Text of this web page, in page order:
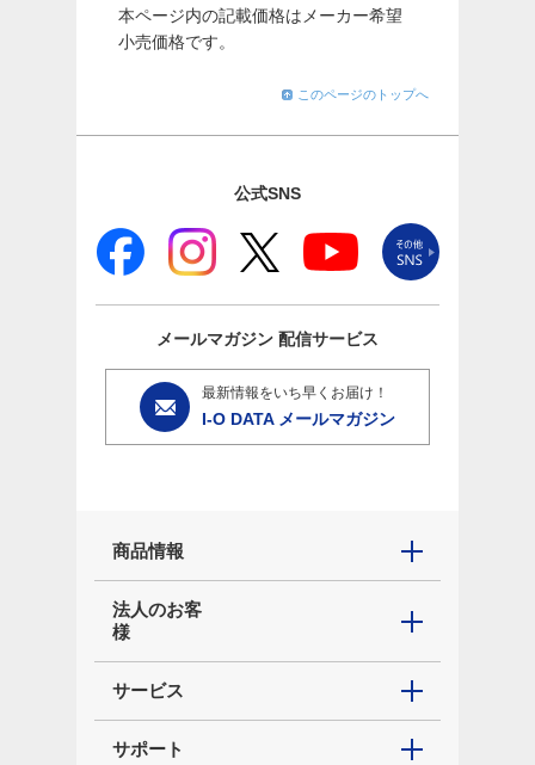
本ページ内の記載価格はメーカー希望
小売価格です。
このページのトップへ
公式SNS
メールマガジン 配信サービス
最新情報をいち早くお届け！
I-O DATA メールマガジン
商品情報
法人のお客
様
サービス
サポート